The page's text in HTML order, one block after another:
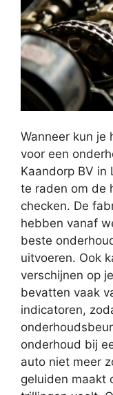
Wanneer kun je
voor een
Kaandorp BV in
te raden om de
checken. De
hebben vanaf
beste
uitvoeren. Ook
verschijnen op
bevatten vaak
indicatoren,
onderhoud bij
auto niet meer
geluiden maakt